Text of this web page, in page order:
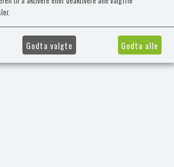
Godta valgte Godta alle